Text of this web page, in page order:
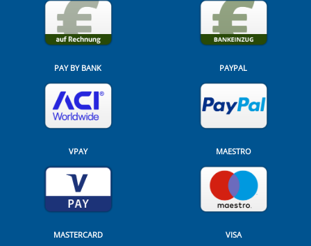
PAY BY BANK PAYPAL
VPAY MAESTRO
MASTERCARD VISA